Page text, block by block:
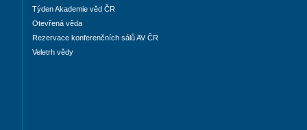
Týden Akademie věd ČR
Otevřená věda
Rezervace konferenčních sálů AV ČR
Veletrh vědy